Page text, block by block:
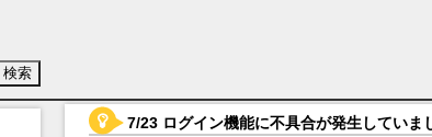
かんぱにガールズ ファンタジーRPG】キャラ紹
7/23 ログイン機能に不具合が発生していま